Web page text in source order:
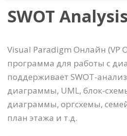
SWOT
Visual Paradigm Онлайн (VP
программа для работы с
поддерживает SWOT-
диаграммы, UML, блок-
диаграммы, оргсхемы,
план этажа и т.д.